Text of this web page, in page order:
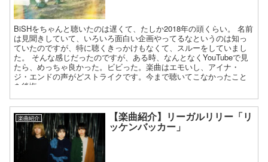
BiSHをちゃんと聴いたのは遅くて、たしか2018年の頭くらい。 名前
は見聞きしていて、いろいろ面白い企画やってるなというのは知っ
ていたのですが、特に聴くきっかけもなくて、スルーをしていまし
た。 そんな感じだったのですが、ある時、なんとなくYouTubeで見
たら、めっちゃ良かった。ビビった。楽曲はエモいし、アイナ・
ジ・エンドの声がどストライクです。今まで聴いてこなかったこと
を後悔…。
楽曲紹介 【楽曲紹介】リーガルリリー「リ
ッケンバッカー」